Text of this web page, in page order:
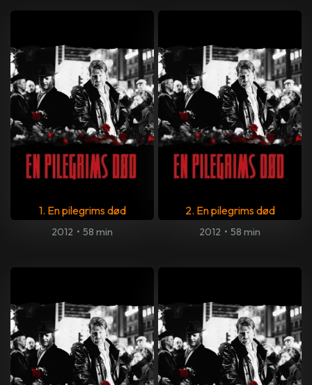
1. En pilegrims død
2012 • 58 min
2. En pilegrims død
2012 • 58 min